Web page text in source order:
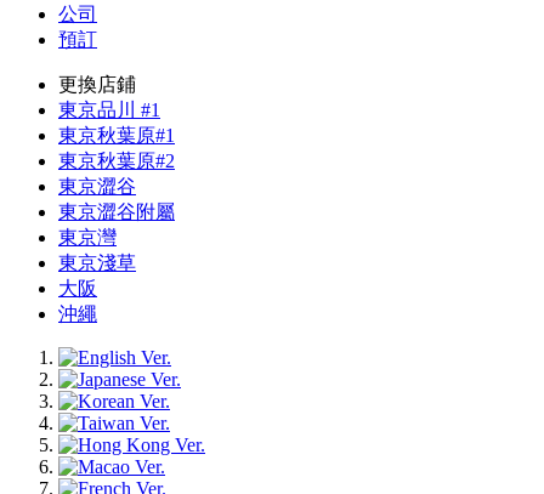
公司
預訂
更換店鋪
東京品川 #1
東京秋葉原#1
東京秋葉原#2
東京澀谷
東京澀谷附屬
東京灣
東京淺草
大阪
沖繩